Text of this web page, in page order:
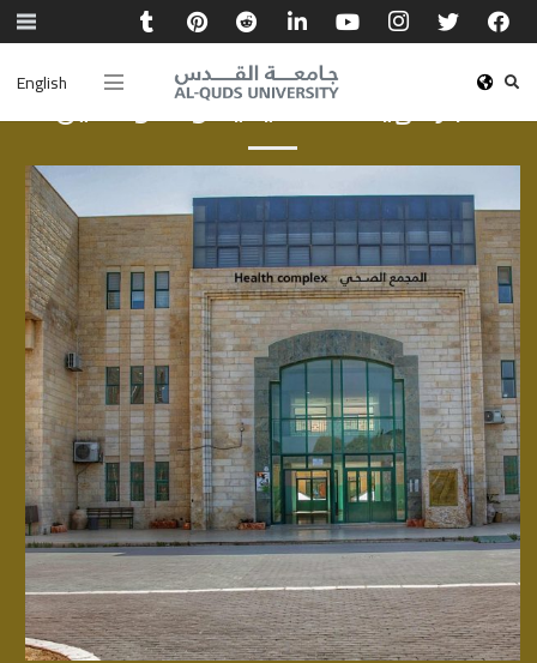
Englishأخبار الهيئة الأكاديمية والموظفين